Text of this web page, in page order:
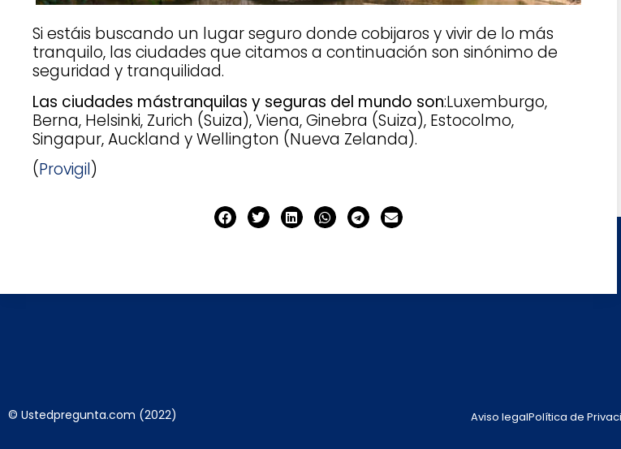
Si estáis buscando un lugar seguro donde cobijaros y vivir de lo más
tranquilo, las ciudades que citamos a continuación son sinónimo de
seguridad y tranquilidad.
Las ciudades mástranquilas y seguras del mundo son:Luxemburgo,
Berna, Helsinki, Zurich (Suiza), Viena, Ginebra (Suiza), Estocolmo,
Singapur, Auckland y Wellington (Nueva Zelanda).
(Provigil)
© Ustedpregunta.com (2022) Aviso legalPolítica de